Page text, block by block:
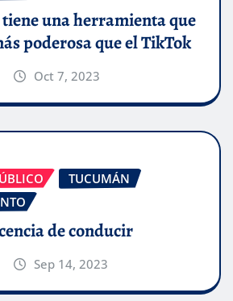
una herramienta que
poderosa que el TikTok
Oct 7, 2023
TUCUMÁN
de conducir
Sep 14, 2023